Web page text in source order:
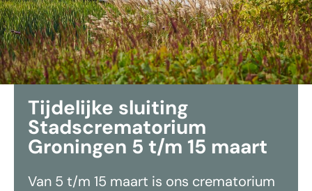
Tijdelijke sluiting
Stadscrematorium
Groningen 5 t/m 15 maart
Van 5 t/m 15 maart is ons crematorium